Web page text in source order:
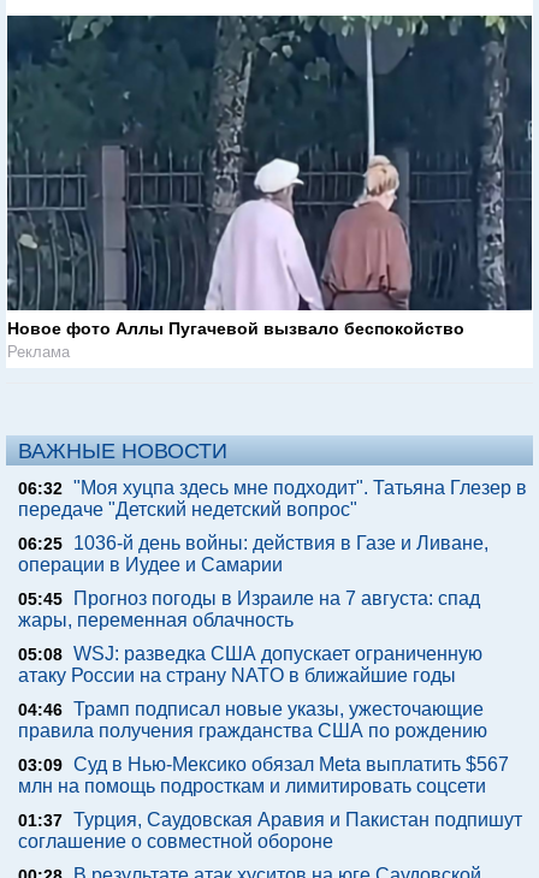
Новое фото Аллы Пугачевой вызвало беспокойство
Реклама
ВАЖНЫЕ НОВОСТИ
06:32 "Моя хуцпа здесь мне подходит". Татьяна Глезер в
передаче "Детский недетский вопрос"
06:25
1036-й день войны: действия в Газе и Ливане,
операции в Иудее и Самарии
05:45
Прогноз погоды в Израиле на 7 августа: спад
жары, переменная облачность
05:08 WSJ: разведка США допускает ограниченную
атаку России на страну NATO в ближайшие годы
04:46 Трамп подписал новые указы, ужесточающие
правила получения гражданства США по рождению
03:09 Суд в Нью-Мексико обязал Meta выплатить $567
млн на помощь подросткам и лимитировать соцсети
01:37 Турция, Саудовская Аравия и Пакистан подпишут
соглашение о совместной обороне